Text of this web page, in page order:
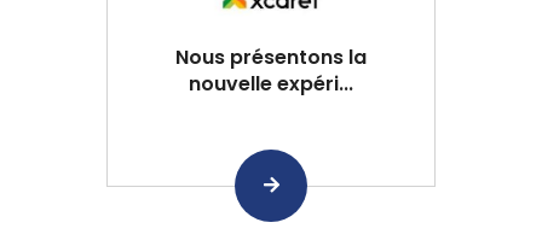
Nous présentons la
nouvelle expéri...